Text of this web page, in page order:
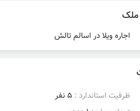
ملک
اجاره ویلا در اسالم تالش
ظرفیت استاندارد : 5 نفر